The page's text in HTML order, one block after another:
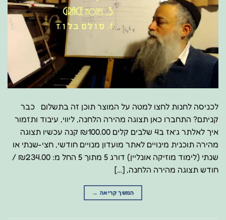
לכניסה לחנות לחצו למטה על המוצר תוכן זה בתשלום כבר
קניתם? התחברו כאן תצוגה מהירה הלחנה, ליווי, עיבוד ותזמור
איך לאלתר ג’אז ב4 שלבים קלים ₪100.00 קנה עכשיו תצוגה
מהירה תוכנית מינויים לאתר מועדון מנויים חודשי, חצי-שנתי או
שנתי (לימוד מוזיקה אונליין) דורג 5 מתוך 5 החל מ: ₪234.00 /
חודש תצוגה מהירה הלחנה, […]
המשך קריאה →